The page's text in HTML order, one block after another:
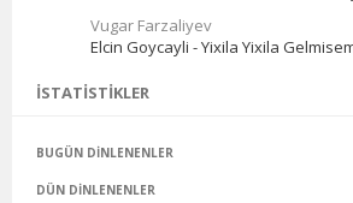
Vugar Farzaliyev
Elcin Goycayli - Yixila Yixila
İSTATISTIKLER
BUGÜN DINLENENLER
DÜN DINLENENLER